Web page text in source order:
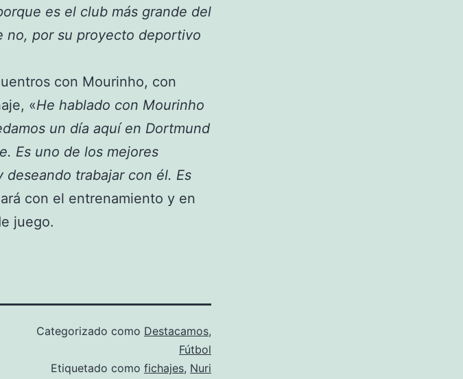
es el club más grande del
no, por su proyecto deportivo
con Mourinho, con
«He hablado con Mourinho
un día aquí en Dortmund
Es uno de los mejores
trabajar con él. Es
con el entrenamiento y en
juego.
Categorizado como Destacamos,
Fútbol
Etiquetado como fichajes, Nuri